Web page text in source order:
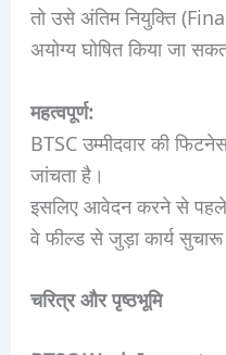
तो उसे अंतिम नियुक्ति
अयोग्य घोषित किया जा
महत्वपूर्ण:
BTSC उम्मीदवार की
जांचता है।
इसलिए आवेदन करने से पहले
वे फील्ड से जुड़ा कार्य
चरित्र और पृष्ठभूमि